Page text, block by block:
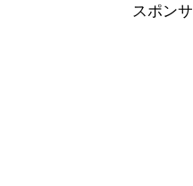
スポン